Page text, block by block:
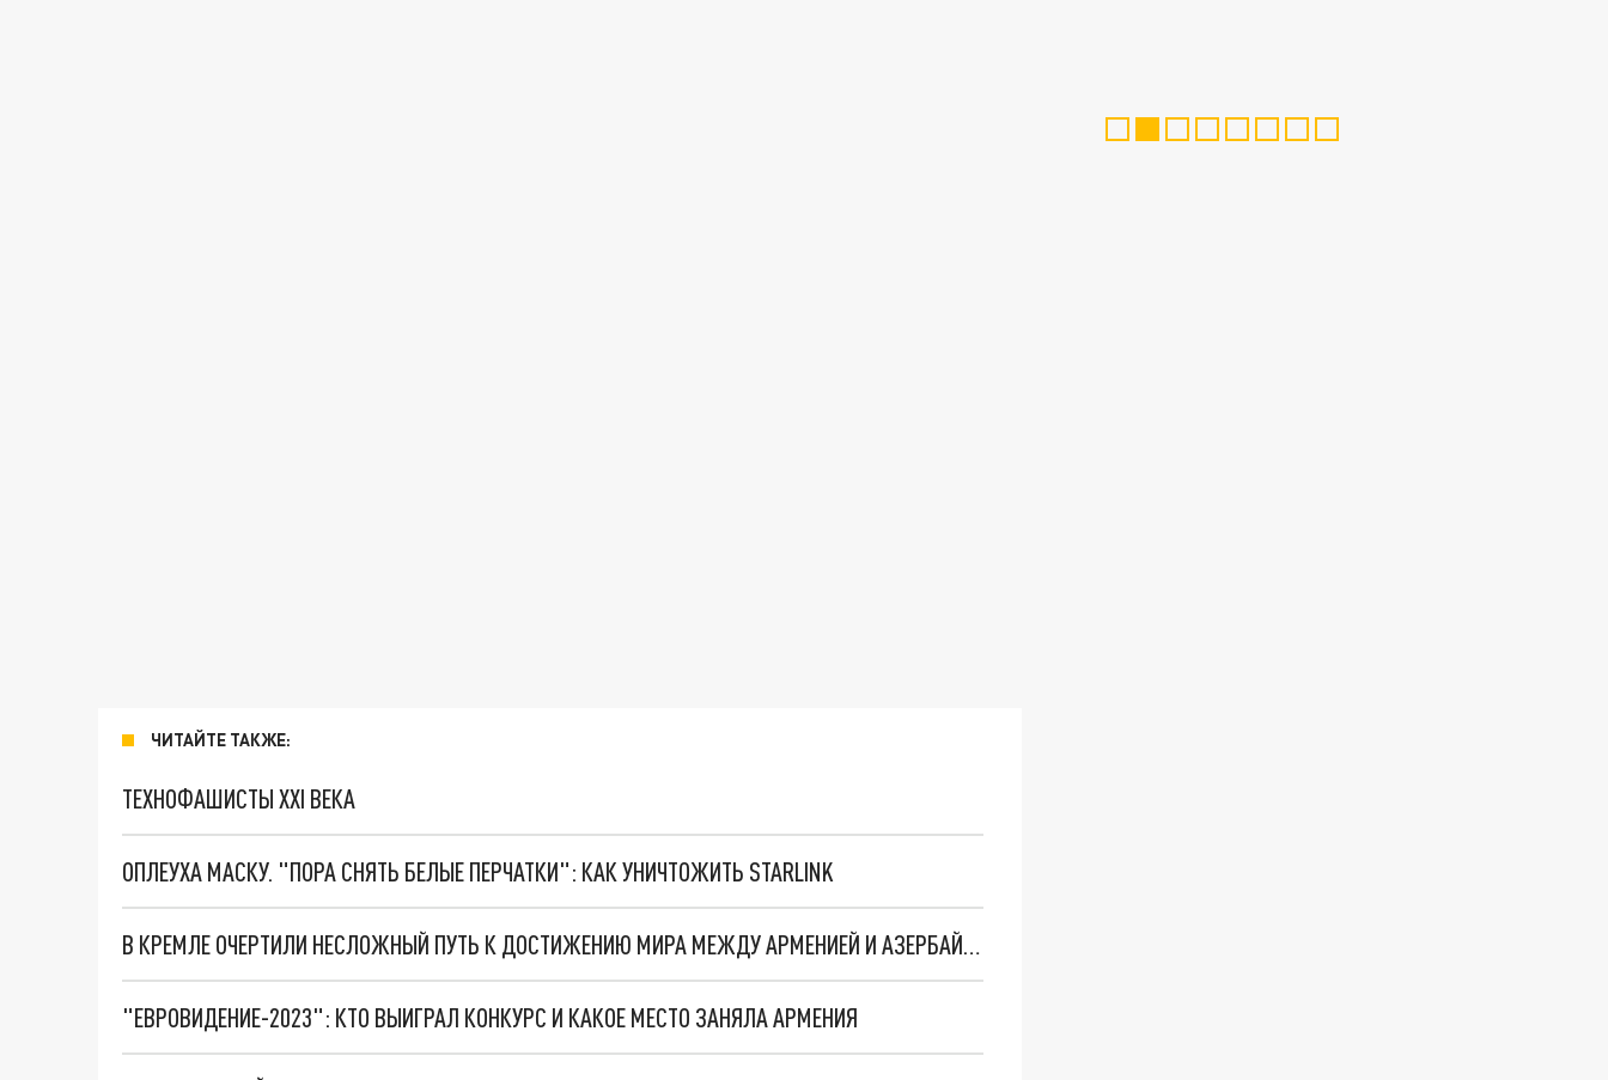
ЧИТАЙТЕ ТАКЖЕ:
ТЕХНОФАШИСТЫ XXI ВЕКА
ОПЛЕУХА МАСКУ. "ПОРА СНЯТЬ БЕЛЫЕ ПЕРЧАТКИ": КАК УНИЧТОЖИТЬ STARLINK
В КРЕМЛЕ ОЧЕРТИЛИ НЕСЛОЖНЫЙ ПУТЬ К ДОСТИЖЕНИЮ МИРА МЕЖДУ АРМЕНИЕЙ И АЗЕРБАЙДЖАНОМ
"ЕВРОВИДЕНИЕ-2023": КТО ВЫИГРАЛ КОНКУРС И КАКОЕ МЕСТО ЗАНЯЛА АРМЕНИЯ